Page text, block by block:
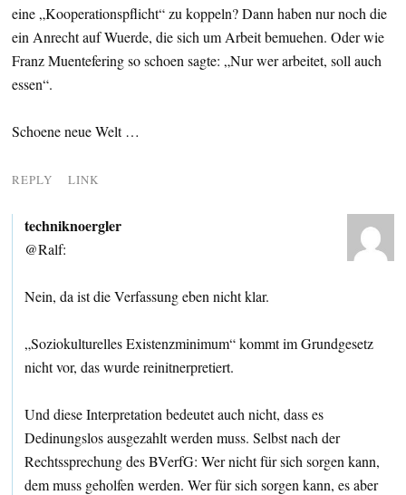
eine „Kooperationspflicht“ zu koppeln? Dann haben nur noch die
ein Anrecht auf Wuerde, die sich um Arbeit bemuehen. Oder wie
Franz Muentefering so schoen sagte: „Nur wer arbeitet, soll auch
essen“.
Schoene neue Welt …
REPLY LINK
techniknoergler
@Ralf:
Nein, da ist die Verfassung eben nicht klar.
„Soziokulturelles Existenzminimum“ kommt im Grundgesetz
nicht vor, das wurde reinitnerpretiert.
Und diese Interpretation bedeutet auch nicht, dass es
Dedinungslos ausgezahlt werden muss. Selbst nach der
Rechtssprechung des BVerfG: Wer nicht für sich sorgen kann,
dem muss geholfen werden. Wer für sich sorgen kann, es aber